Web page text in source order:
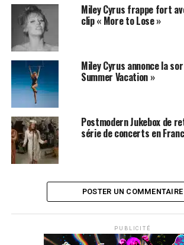
Miley Cyrus frappe fort
clip « More to Lose »
Miley Cyrus annonce la
Summer Vacation »
Postmodern Jukebox de
série de concerts en
POSTER UN COMMENTAIRE
PUBLICITÉ